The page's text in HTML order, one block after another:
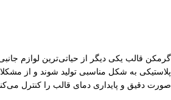
گرمکن قالب یکی دیگر از حیاتی‌ترین لوازم
پلاستیکی به شکل مناسبی تولید شوند و از
صورت دقیق و پایداری دمای قالب را کنترل